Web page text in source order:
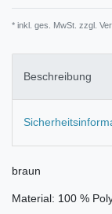
* inkl. ges. MwSt. zzgl.
Beschreibung
braun
Material: 100 %